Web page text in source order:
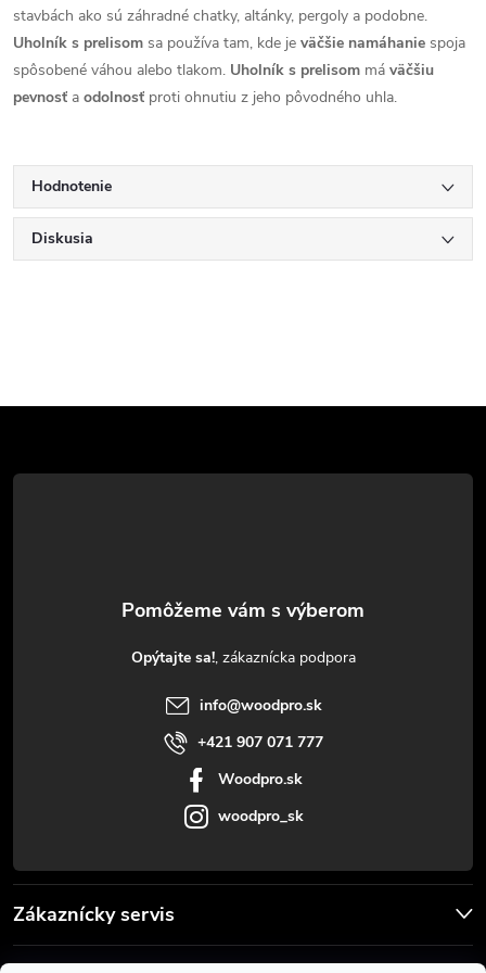
stavbách ako sú záhradné chatky, altánky, pergoly a podobne.
Uholník s prelisom sa používa tam, kde je väčšie namáhanie spoja
spôsobené váhou alebo tlakom. Uholník s prelisom má väčšiu
pevnosť a odolnosť proti ohnutiu z jeho pôvodného uhla.
Hodnotenie
Diskusia
á
Zákaznícky servis
Opýtajte sa!
info@woodpro.sk
+421 907 071 777
Woodpro.sk
woodpro_sk